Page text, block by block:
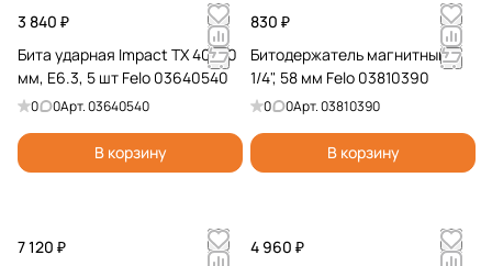
3 840 ₽
Бита ударная Impact TX 40, 50
мм, E6.3, 5 шт Felo 03640540
0 0Арт.03640540
В корзину
830 ₽
Битодержатель магнитный
1/4", 58 мм Felo 03810390
0 0Арт.03810390
В корзину
7 120 ₽
4 960 ₽